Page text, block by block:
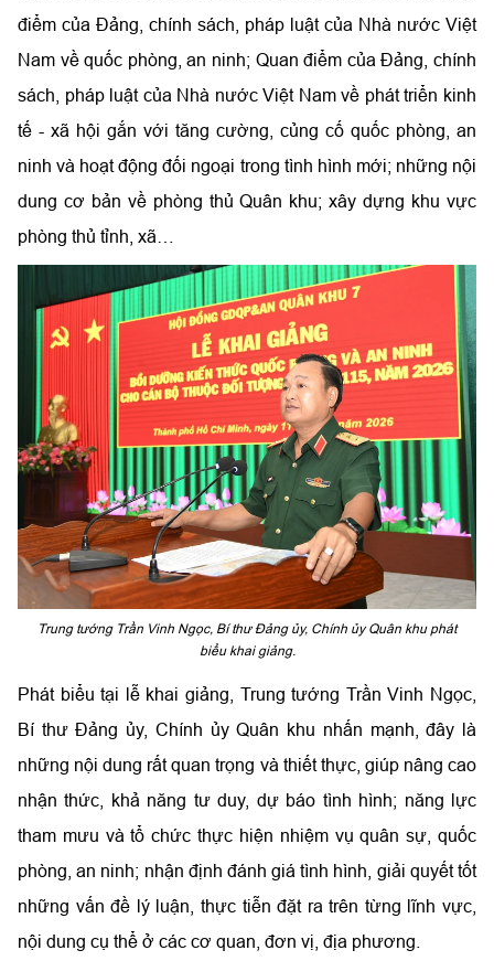
điểm của Đảng, chính sách, pháp luật của Nhà nước Việt
Nam về quốc phòng, an ninh; Quan điểm của Đảng, chính
sách, pháp luật của Nhà nước Việt Nam về phát triển kinh
tế - xã hội gắn với tăng cường, củng cố quốc phòng, an
ninh và hoạt động đối ngoại trong tình hình mới; những nội
dung cơ bản về phòng thủ Quân khu; xây dựng khu vực
phòng thủ tỉnh, xã…
Trung tướng Trần Vinh Ngọc, Bí thư Đảng ủy, Chính ủy Quân khu phát
biểu khai giảng.
Phát biểu tại lễ khai giảng, Trung tướng Trần Vinh Ngọc,
Bí thư Đảng ủy, Chính ủy Quân khu nhấn mạnh, đây là
những nội dung rất quan trọng và thiết thực, giúp nâng cao
nhận thức, khả năng tư duy, dự báo tình hình; năng lực
tham mưu và tổ chức thực hiện nhiệm vụ quân sự, quốc
phòng, an ninh; nhận định đánh giá tình hình, giải quyết tốt
những vấn đề lý luận, thực tiễn đặt ra trên từng lĩnh vực,
nội dung cụ thể ở các cơ quan, đơn vị, địa phương.